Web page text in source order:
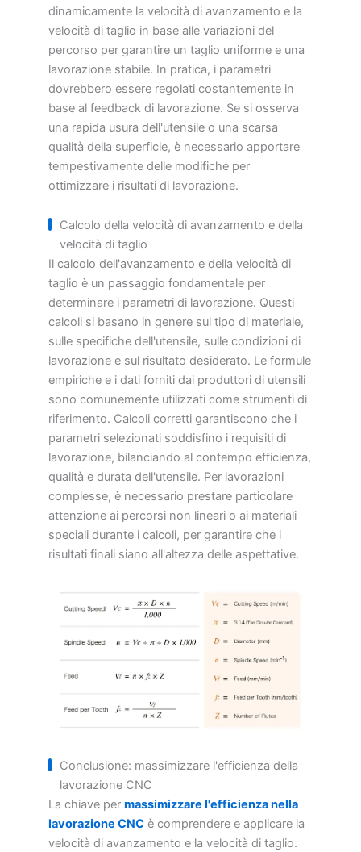
dinamicamente la velocità di avanzamento e la
velocità di taglio in base alle variazioni del
percorso per garantire un taglio uniforme e una
lavorazione stabile. In pratica, i parametri
dovrebbero essere regolati costantemente in
base al feedback di lavorazione. Se si osserva
una rapida usura dell'utensile o una scarsa
qualità della superficie, è necessario apportare
tempestivamente delle modifiche per
ottimizzare i risultati di lavorazione.
Calcolo della velocità di avanzamento e della
velocità di taglio
Il calcolo dell'avanzamento e della velocità di
taglio è un passaggio fondamentale per
determinare i parametri di lavorazione. Questi
calcoli si basano in genere sul tipo di materiale,
sulle specifiche dell'utensile, sulle condizioni di
lavorazione e sul risultato desiderato. Le formule
empiriche e i dati forniti dai produttori di utensili
sono comunemente utilizzati come strumenti di
riferimento. Calcoli corretti garantiscono che i
parametri selezionati soddisfino i requisiti di
lavorazione, bilanciando al contempo efficienza,
qualità e durata dell'utensile. Per lavorazioni
complesse, è necessario prestare particolare
attenzione ai percorsi non lineari o ai materiali
speciali durante i calcoli, per garantire che i
risultati finali siano all'altezza delle aspettative.
Conclusione: massimizzare l'efficienza della
lavorazione CNC
La chiave per massimizzare l'efficienza nella
lavorazione CNC è comprendere e applicare la
velocità di avanzamento e la velocità di taglio.